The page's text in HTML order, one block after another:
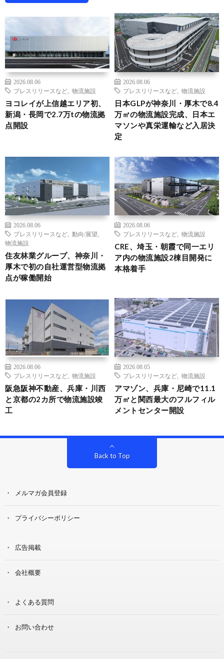
2026.08.06
プレスリリースなど
物流施設
ヨコレイが上信越エリア初、
新潟・長岡で2.7万tの物流拠
点開設
2026.08.06
プレスリリースなど
物流施設
日本GLPが神奈川・厚木で8.4
万㎡の物流施設完成、日本エ
マソンや真栄運輸など入居決
定
2026.08.06
プレスリリースなど
動向/展望
物流施設
住友林業グループ、神奈川・
厚木で初の自社運営型物流拠
点が稼働開始
2026.08.06
プレスリリースなど
物流施設
CRE、埼玉・朝霞で同一エリ
ア内の物流施設2棟目開発に
本格着手
2026.08.06
プレスリリースなど
物流施設
阪急阪神不動産、兵庫・川西
と京都の2カ所で物流施設竣
工
2026.08.05
プレスリリースなど
物流施設
アマゾン、兵庫・尼崎で11.1
万㎡と関西最大のフルフィル
メントセンター開設
Back to Top
メルマガ会員登録
プライバシーポリシー
広告掲載
会社概要
よくある質問
お問い合わせ